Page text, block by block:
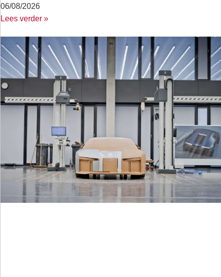
06/08/2026
Lees verder »